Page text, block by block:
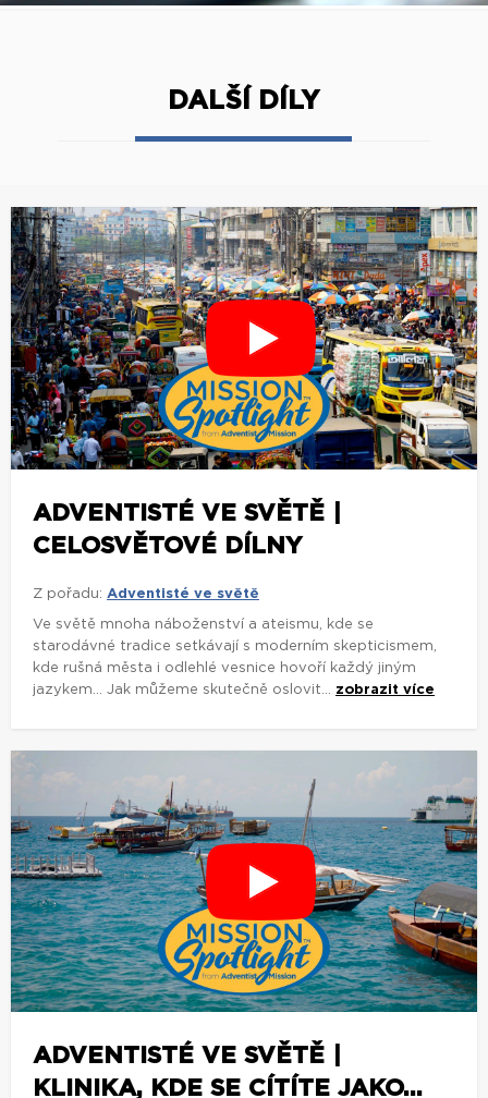
DALŠÍ DÍLY
ADVENTISTÉ VE SVĚTĚ |
CELOSVĚTOVÉ DÍLNY
Z pořadu: Adventisté ve světě
Ve světě mnoha náboženství a ateismu, kde se
starodávné tradice setkávají s moderním skepticismem,
kde rušná města i odlehlé vesnice hovoří každý jiným
jazykem... Jak můžeme skutečně oslovit... zobrazit více
ADVENTISTÉ VE SVĚTĚ |
KLINIKA, KDE SE CÍTÍTE JAKO...